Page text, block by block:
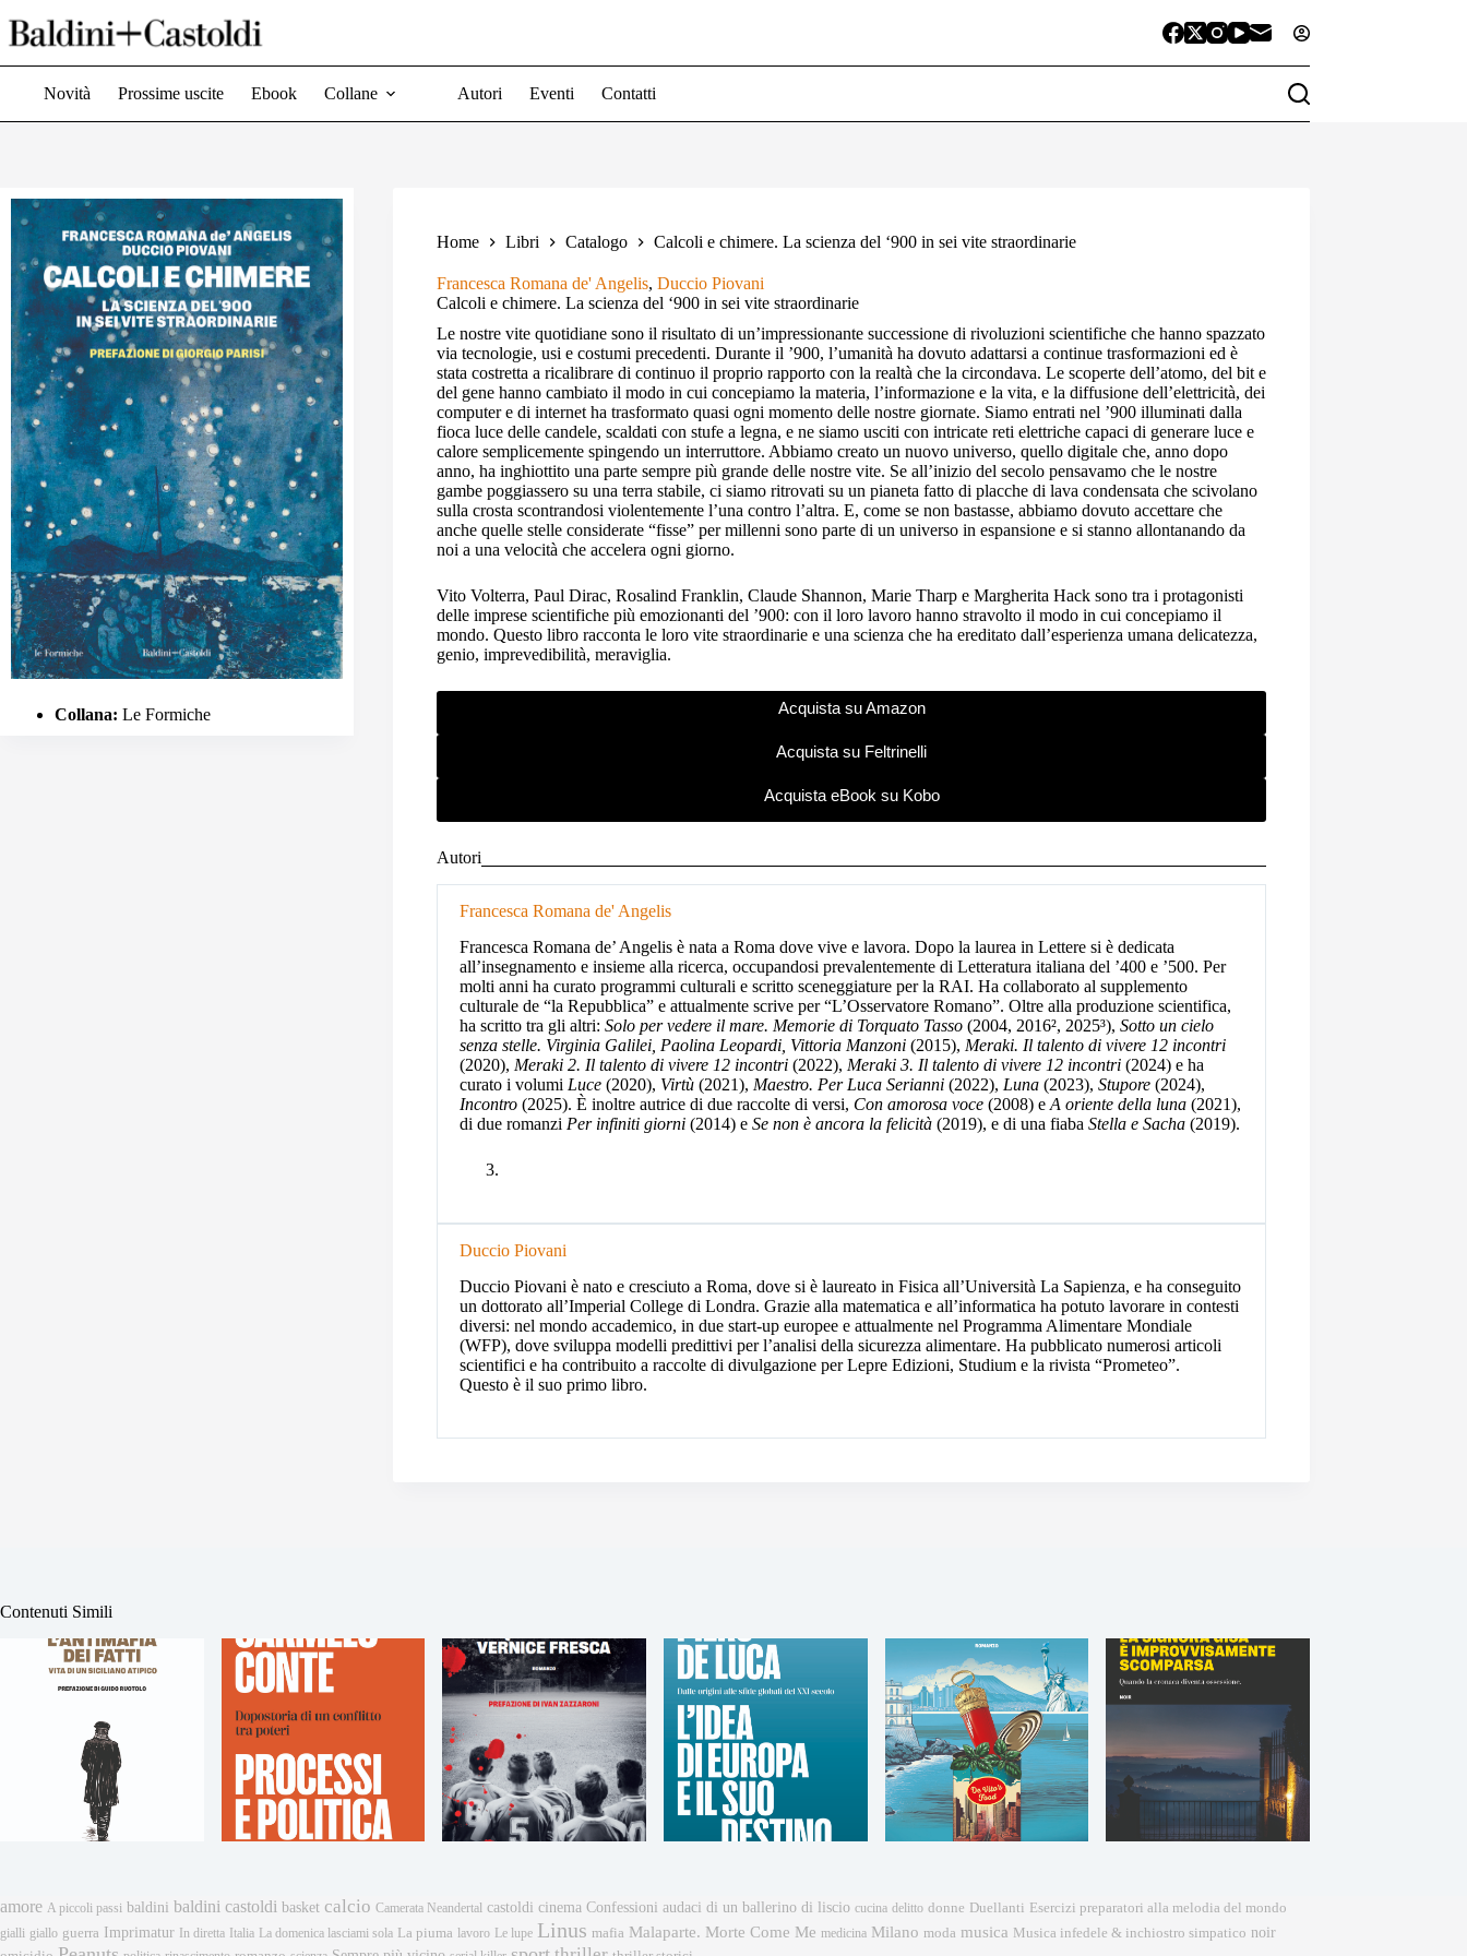
al
contenuto
Novità Prossime uscite Ebook Collane Autori Eventi Contatti
Home Libri Catalogo Calcoli e chimere. La scienza del ‘900 in sei vite straordinarie
Francesca Romana de' Angelis, Duccio Piovani
Calcoli e chimere. La scienza del ‘900 in sei vite straordinarie
Le nostre vite quotidiane sono il risultato di un’impressionante successione di rivoluzioni scientifiche che hanno spazzato
via tecnologie, usi e costumi precedenti. Durante il ’900, l’umanità ha dovuto adattarsi a continue trasformazioni ed è
stata costretta a ricalibrare di continuo il proprio rapporto con la realtà che la circondava. Le scoperte dell’atomo, del bit e
del gene hanno cambiato il modo in cui concepiamo la materia, l’informazione e la vita, e la diffusione dell’elettricità, dei
computer e di internet ha trasformato quasi ogni momento delle nostre giornate. Siamo entrati nel ’900 illuminati dalla
fioca luce delle candele, scaldati con stufe a legna, e ne siamo usciti con intricate reti elettriche capaci di generare luce e
calore semplicemente spingendo un interruttore. Abbiamo creato un nuovo universo, quello digitale che, anno dopo
anno, ha inghiottito una parte sempre più grande delle nostre vite. Se all’inizio del secolo pensavamo che le nostre
gambe poggiassero su una terra stabile, ci siamo ritrovati su un pianeta fatto di placche di lava condensata che scivolano
sulla crosta scontrandosi violentemente l’una contro l’altra. E, come se non bastasse, abbiamo dovuto accettare che
anche quelle stelle considerate “fisse” per millenni sono parte di un universo in espansione e si stanno allontanando da
noi a una velocità che accelera ogni giorno.
Vito Volterra, Paul Dirac, Rosalind Franklin, Claude Shannon, Marie Tharp e Margherita Hack sono tra i protagonisti
delle imprese scientifiche più emozionanti del ’900: con il loro lavoro hanno stravolto il modo in cui concepiamo il
mondo. Questo libro racconta le loro vite straordinarie e una scienza che ha ereditato dall’esperienza umana delicatezza,
genio, imprevedibilità, meraviglia.
Acquista su Amazon
Acquista su Feltrinelli
Acquista eBook su Kobo
Autori
Francesca Romana de' Angelis
Francesca Romana de’ Angelis è nata a Roma dove vive e lavora. Dopo la laurea in Lettere si è dedicata
all’insegnamento e insieme alla ricerca, occupandosi prevalentemente di Letteratura italiana del ’400 e ’500. Per
molti anni ha curato programmi culturali e scritto sceneggiature per la RAI. Ha collaborato al supplemento
culturale de “la Repubblica” e attualmente scrive per “L’Osservatore Romano”. Oltre alla produzione scientifica,
ha scritto tra gli altri: Solo per vedere il mare. Memorie di Torquato Tasso (2004, 2016², 2025³), Sotto un cielo
senza stelle. Virginia Galilei, Paolina Leopardi, Vittoria Manzoni (2015), Meraki. Il talento di vivere 12 incontri
(2020), Meraki 2. Il talento di vivere 12 incontri (2022), Meraki 3. Il talento di vivere 12 incontri (2024) e ha
curato i volumi Luce (2020), Virtù (2021), Maestro. Per Luca Serianni (2022), Luna (2023), Stupore (2024),
Incontro (2025). È inoltre autrice di due raccolte di versi, Con amorosa voce (2008) e A oriente della luna (2021),
di due romanzi Per infiniti giorni (2014) e Se non è ancora la felicità (2019), e di una fiaba Stella e Sacha (2019).
Duccio Piovani
Duccio Piovani è nato e cresciuto a Roma, dove si è laureato in Fisica all’Università La Sapienza, e ha conseguito
un dottorato all’Imperial College di Londra. Grazie alla matematica e all’informatica ha potuto lavorare in contesti
diversi: nel mondo accademico, in due start-up europee e attualmente nel Programma Alimentare Mondiale
(WFP), dove sviluppa modelli predittivi per l’analisi della sicurezza alimentare. Ha pubblicato numerosi articoli
scientifici e ha contribuito a raccolte di divulgazione per Lepre Edizioni, Studium e la rivista “Prometeo”.
Questo è il suo primo libro.
Collana: Le Formiche
Contenuti Simili
amore A piccoli passi baldini baldini castoldi basket calcio Camerata Neandertal castoldi cinema Confessioni audaci di un ballerino di liscio cucina delitto donne Duellanti Esercizi preparatori alla melodia del mondo
gialli giallo guerra Imprimatur In diretta Italia La domenica lasciami sola La piuma lavoro Le lupe Linus mafia Malaparte. Morte Come Me medicina Milano moda musica Musica infedele & inchiostro simpatico noir